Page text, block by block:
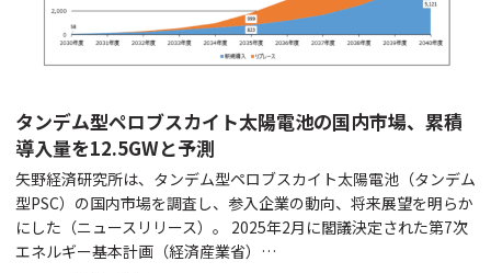
タンデム型ペロブスカイト太陽電池の国内市場、累積
導入量を12.5GWと予測
矢野経済研究所は、タンデム型ペロブスカイト太陽電池（タンデム
型PSC）の国内市場を調査し、参入企業の動向、将来展望を明らか
にした（ニュースリリース）。 2025年2月に閣議決定された第7次
エネルギー基本計画（経済産業省）…